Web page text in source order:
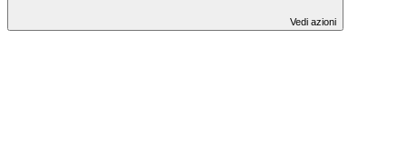
Vedi azioni